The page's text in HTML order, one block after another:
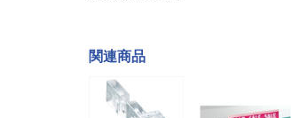
関連商品